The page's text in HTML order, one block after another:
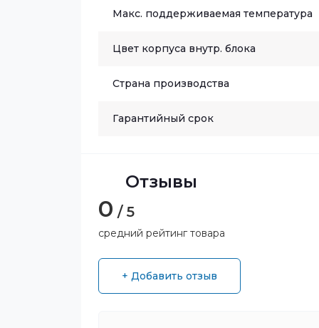
Макс. поддерживаемая температура
Цвет корпуса внутр. блока
Страна производства
Гарантийный срок
Отзывы
0 / 5
средний рейтинг товара
+ Добавить отзыв